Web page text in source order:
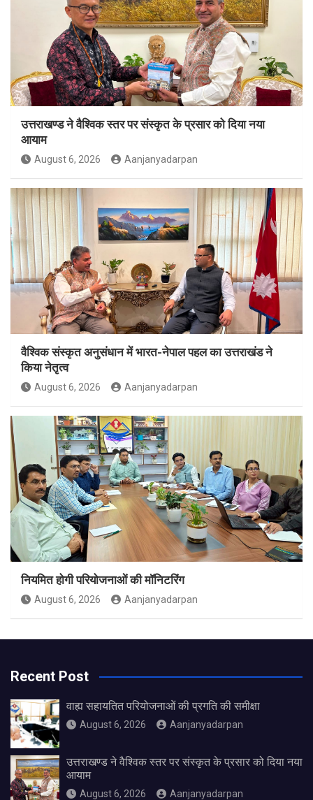
उत्तराखण्ड ने वैश्विक स्तर पर संस्कृत के प्रसार को दिया नया
आयाम
August 6, 2026 Aanjanyadarpan
वैश्विक संस्कृत अनुसंधान में भारत-नेपाल पहल का उत्तराखंड ने
किया नेतृत्व
August 6, 2026 Aanjanyadarpan
नियमित होगी परियोजनाओं की मॉनिटरिंग
August 6, 2026 Aanjanyadarpan
Recent Post
वाह्य सहायतित परियोजनाओं की प्रगति की समीक्षा
August 6, 2026 Aanjanyadarpan
उत्तराखण्ड ने वैश्विक स्तर पर संस्कृत के प्रसार को दिया नया
आयाम
August 6, 2026 Aanjanyadarpan